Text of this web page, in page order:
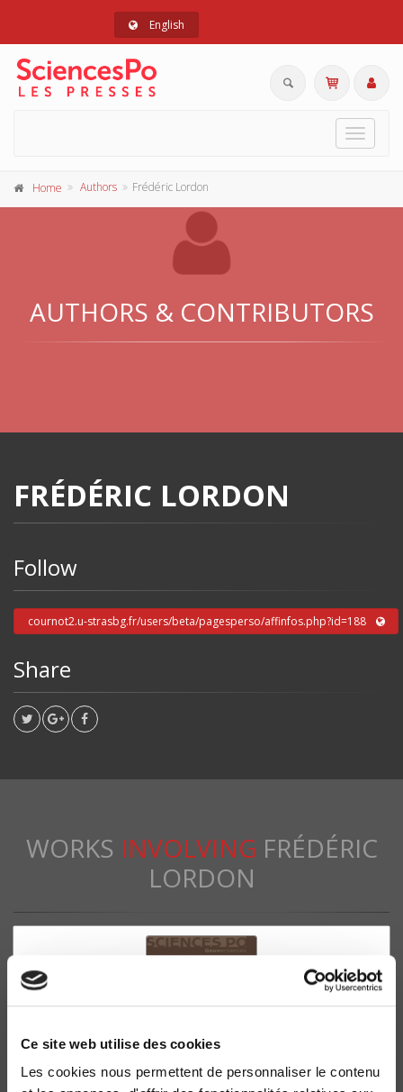
Ce site web utilise des cookies
Les cookies nous permettent de personnaliser le contenu
English
Toggle
Home Authors Frédéric Lordon
AUTHORS & CONTRIBUTORS
FRÉDÉRIC LORDON
Follow
cournot2.u-strasbg.fr/users/beta/pagesperso/affinfos.php?id=188
Share
WORKS INVOLVING FRÉDÉRIC
LORDON